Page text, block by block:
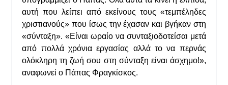
αυτή που λείπει από εκείνους τους «τεμπέληδες
χριστιανούς» που ίσως την έχασαν και βγήκαν στη
«σύνταξη». «Είναι ωραίο να συνταξιοδοτείσαι μετά
από πολλά χρόνια εργασίας αλλά το να περνάς
ολόκληρη τη ζωή σου στη σύνταξη είναι άσχημο!»,
αναφωνεί ο Πάπας Φραγκίσκος.